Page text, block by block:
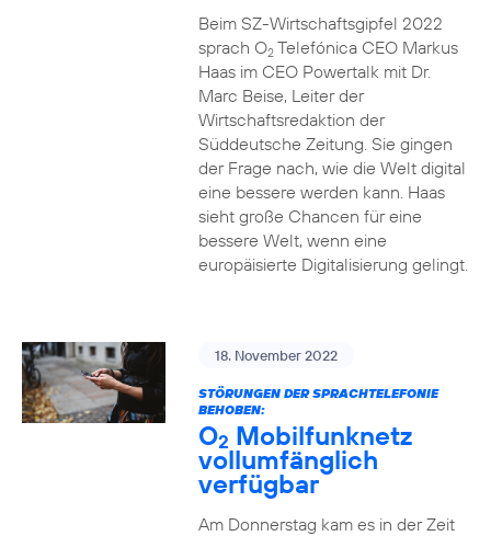
Beim SZ-Wirtschaftsgipfel 2022
sprach O2Telefónica CEO Markus
Haas im CEO Powertalk mit Dr.
Marc Beise, Leiter der
Wirtschaftsredaktion der
Süddeutsche Zeitung. Sie gingen
der Frage nach, wie die Welt digital
eine bessere werden kann. Haas
sieht große Chancen für eine
bessere Welt, wenn eine
europäisierte Digitalisierung gelingt.
18. November 2022
STÖRUNGEN DER SPRACHTELEFONIE
BEHOBEN:
O2 Mobilfunknetz
vollumfänglich
verfügbar
Am Donnerstag kam es in der Zeit